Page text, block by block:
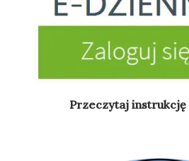
Przeczytaj instrukcję